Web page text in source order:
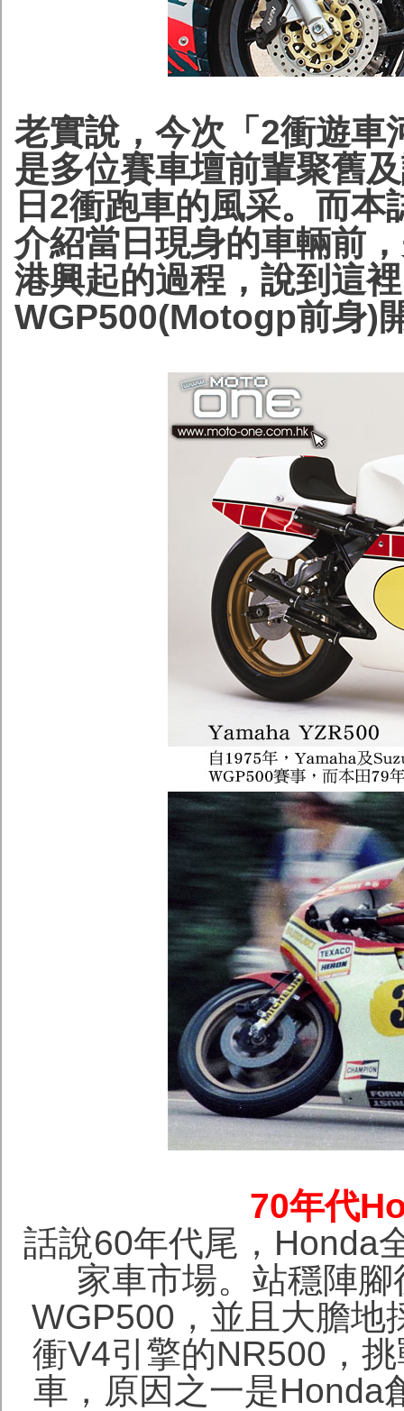
老實說，今次「2衝遊車
是多位賽車壇前輩聚舊
日2衝跑車的風采。而
介紹當日現身的車輛前
港興起的過程，說到這
WGP500(Motogp前身)
70年代
話說60年代尾，Honda
家車市場。站穩陣
WGP500，並且大膽地
衝V4引擎的NR500，
車，原因之一是Honda